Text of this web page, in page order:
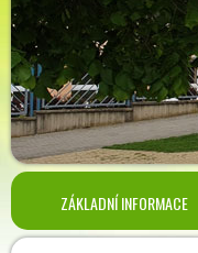
ZÁKLADNÍ INFORMACE